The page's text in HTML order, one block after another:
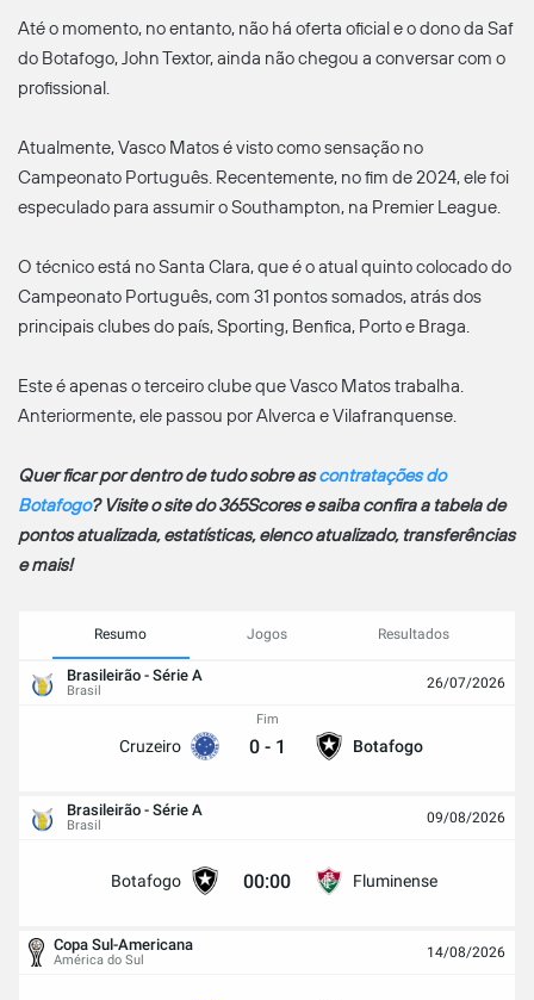
Até o momento, no entanto, não há oferta oficial e o dono da Saf
do Botafogo, John Textor, ainda não chegou a conversar com o
profissional.
Atualmente, Vasco Matos é visto como sensação no
Campeonato Português. Recentemente, no fim de 2024, ele foi
especulado para assumir o Southampton, na Premier League.
O técnico está no Santa Clara, que é o atual quinto colocado do
Campeonato Português, com 31 pontos somados, atrás dos
principais clubes do país, Sporting, Benfica, Porto e Braga.
Este é apenas o terceiro clube que Vasco Matos trabalha.
Anteriormente, ele passou por Alverca e Vilafranquense.
Quer ficar por dentro de tudo sobre ascontratações do
Botafogo? Visite o site do 365Scores e saiba confira a tabela de
pontos atualizada, estatísticas, elenco atualizado, transferências
e mais!
Resumo Jogos Resultados
Brasileirão - Série A
Brasil 26/07/2026
Cruzeiro
Fim
0 - 1 Botafogo
Brasileirão - Série A
Brasil 09/08/2026
Botafogo 00:00 Fluminense
Copa Sul-Americana
América do Sul 14/08/2026